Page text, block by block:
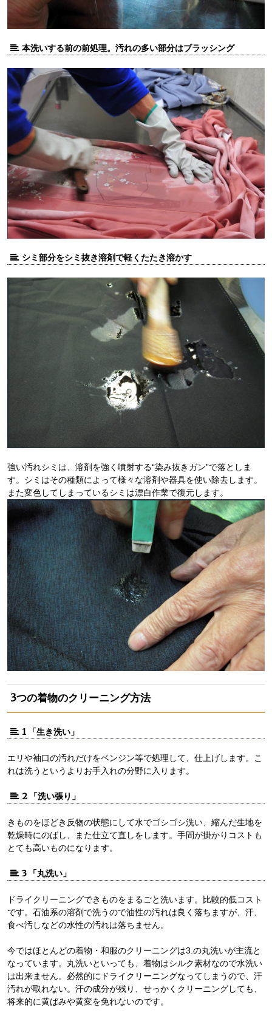
本洗いする前の前処理。汚れの多い部分はブラッシング
シミ部分をシミ抜き溶剤で軽くたたき溶かす
強い汚れシミは、溶剤を強く噴射する“染み抜きガン”で落としま
す。シミはその種類によって様々な溶剤や器具を使い除去します。
また変色してしまっているシミは漂白作業で復元します。
3つの着物のクリーニング方法
1 「生き洗い」
エリや袖口の汚れだけをベンジン等で処理して、仕上げします。こ
れは洗うというよりお手入れの分野に入ります。
2 「洗い張り」
きものをほどき反物の状態にして水でゴシゴシ洗い、縮んだ生地を
乾燥時にのばし、また仕立て直しをします。手間が掛かりコストも
とても高いものになります。
3 「丸洗い」
ドライクリーニングできものをまるごと洗います。比較的低コスト
です。石油系の溶剤で洗うので油性の汚れは良く落ちますが、汗、
食べ汚しなどの水性の汚れは落ちません。
今ではほとんどの着物・和服のクリーニングは3.の丸洗いが主流と
なっています。丸洗いといっても、着物はシルク素材なので水洗い
は出来ません。必然的にドライクリーニングなってしまうので、汗
汚れが取れない。汗の成分が残り、せっかくクリーニングしても、
将来的に黄ばみや黄変を免れないのです。